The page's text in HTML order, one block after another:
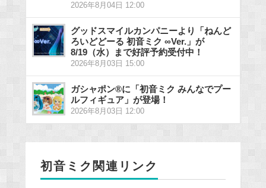
2026年8月04日 12:00
グッドスマイルカンパニーより「ねんど
ろいどどーる 初音ミク ∞Ver.」が
8/19（水）まで好評予約受付中！
2026年8月03日 15:00
ガシャポン®に「初音ミク みんなでプー
ルフィギュア」が登場！
2026年8月03日 12:00
初音ミク関連リンク